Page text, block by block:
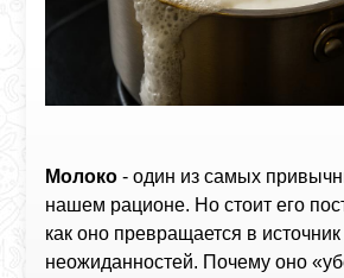
Молоко - один из самых
нашем рационе. Но стоит его
как оно превращается в источник
неожиданностей. Почему оно